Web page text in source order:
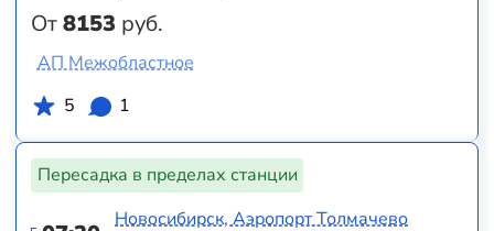
От8153 руб.
АП Межобластное
5
1
Пересадка в пределах станции
Новосибирск, Аэропорт Толмачево